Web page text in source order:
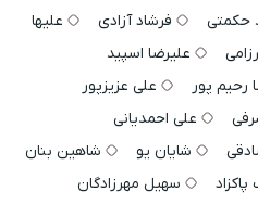
حکمتی
فرشاد آزادی
علیها
علیرضا اسپید
رحیم پور
علی عزیزپور
علی احمدیانی
شایان یو
شاهین بنان
سهیل مهرزادگان